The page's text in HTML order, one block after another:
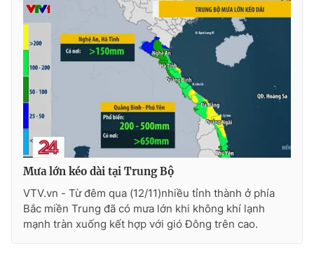
THỜI BÁO VTV
Theo dõi báo trên
Cơ quan chủ quản:Đài Truyền hình Việt Nam
Cơ quan báo chí:Thời báo VTV
Giấy phép hoạt động báo in và báo điện tử số 483/GP-BTTTT
cấp ngày 29/12/2023
Mưa lớn kéo dài tại Trung Bộ
VTV.vn - Từ đêm qua (12/11)nhiều tỉnh thành ở phía
Bắc miền Trung đã có mưa lớn khi không khí lạnh
mạnh tràn xuống kết hợp với gió Đông trên cao.